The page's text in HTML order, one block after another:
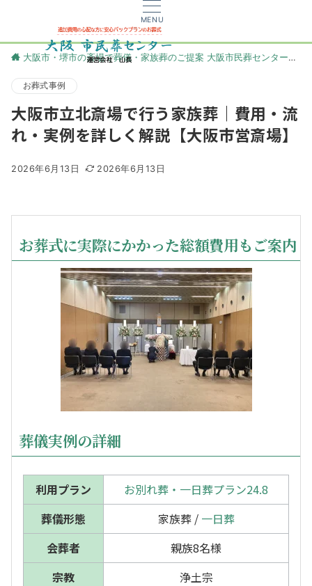
MENU
大阪市・堺市の斎場で葬儀・家族葬のご提案 大阪市民葬センター
お葬式事例
大阪市立北斎場で行う家族葬｜費用・流
れ・実例を詳しく解説【大阪市営斎場】
2026年6月13日 2026年6月13日
お葬式に実際にかかった総額費用もご案内
葬儀実例の詳細
利用プラン
お別れ葬・一日葬プラン24.8
葬儀形態
家族葬 / 一日葬
会葬者
親族8名様
宗教
浄土宗